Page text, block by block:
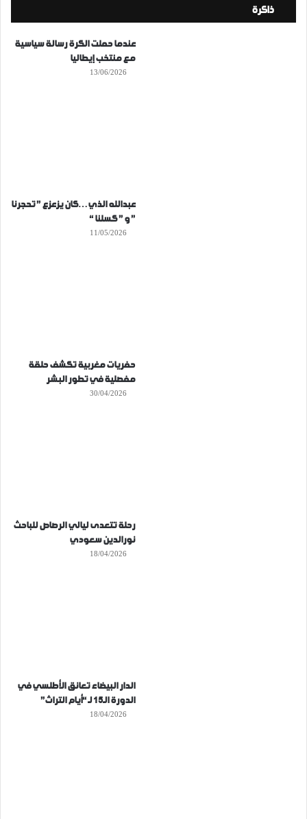
ذاكرة
عندما حملت الكرة رسالة سياسية
مع منتخب إيطاليا
13/06/2026
عبدالله الذي…كان يزعزع ” تحجرنا
” و ” كسلنا “
11/05/2026
حفريات مغربية تكشف حلقة
مفصلية في تطور البشر
30/04/2026
رحلة تتعدى ليالي الرصاص للباحث
نورالدين سعودي
18/04/2026
الدار البيضاء تعانق الأطلسي في
الدورة الـ15 لـ “أيام التراث”
18/04/2026